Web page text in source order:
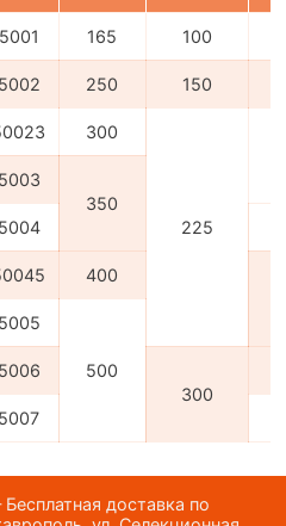
165 100
250 150
300
225
350
400
500
300
доставка по